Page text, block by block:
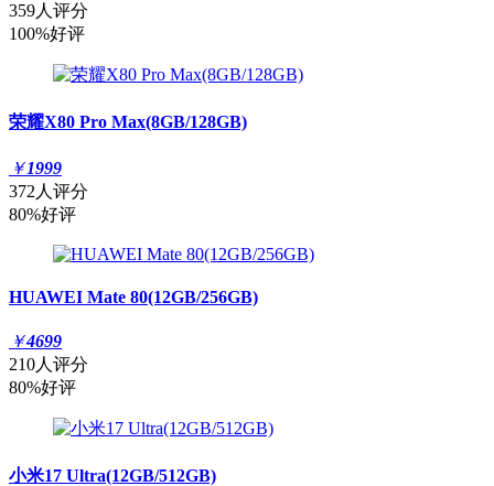
359人评分
100%好评
荣耀X80 Pro Max(8GB/128GB)
￥1999
372人评分
80%好评
HUAWEI Mate 80(12GB/256GB)
￥4699
210人评分
80%好评
小米17 Ultra(12GB/512GB)